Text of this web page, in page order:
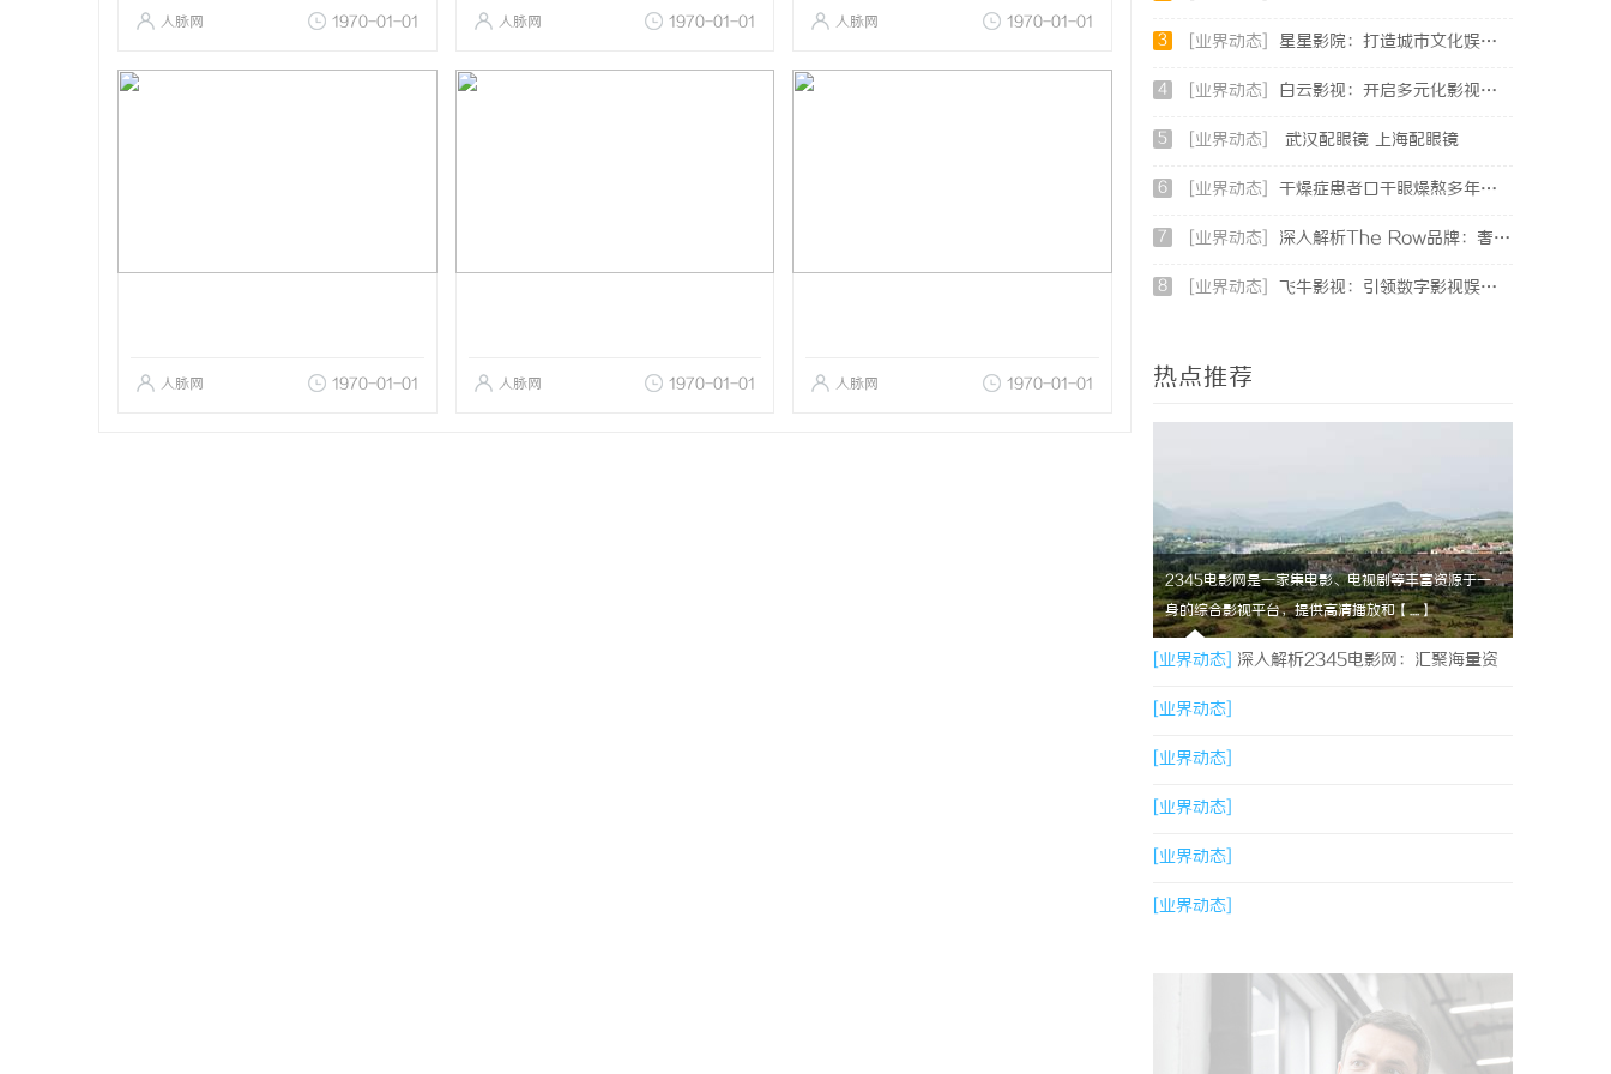
人脉网 1970-01-01 人脉网 1970-01-01 人脉网 1970-01-01
人脉网 1970-01-01 人脉网 1970-01-01 人脉网 1970-01-01
3 [业界动态] 星星影院：打造城市文化娱乐新地标的璀璨明珠
4 [业界动态] 白云影视：开启多元化影视创作新时代的领航者
5 [业界动态] 武汉配眼镜 上海配眼镜
6 [业界动态] 干燥症患者口干眼燥熬多年，一个周期缓过来？老中医：一张辨证方对症，身体找回津液
7 [业界动态] 深入解析The Row品牌：奢华时尚的典范与设计哲学
8 [业界动态] 飞牛影视：引领数字影视娱乐新时代的创新平台
热点推荐
2345电影网是一家集电影、电视剧等丰富资源于一
身的综合影视平台，提供高清播放和【....】
[业界动态] 深入解析2345电影网：汇聚海量资
源的影视娱乐平台
[业界动态]
[业界动态]
[业界动态]
[业界动态]
[业界动态]